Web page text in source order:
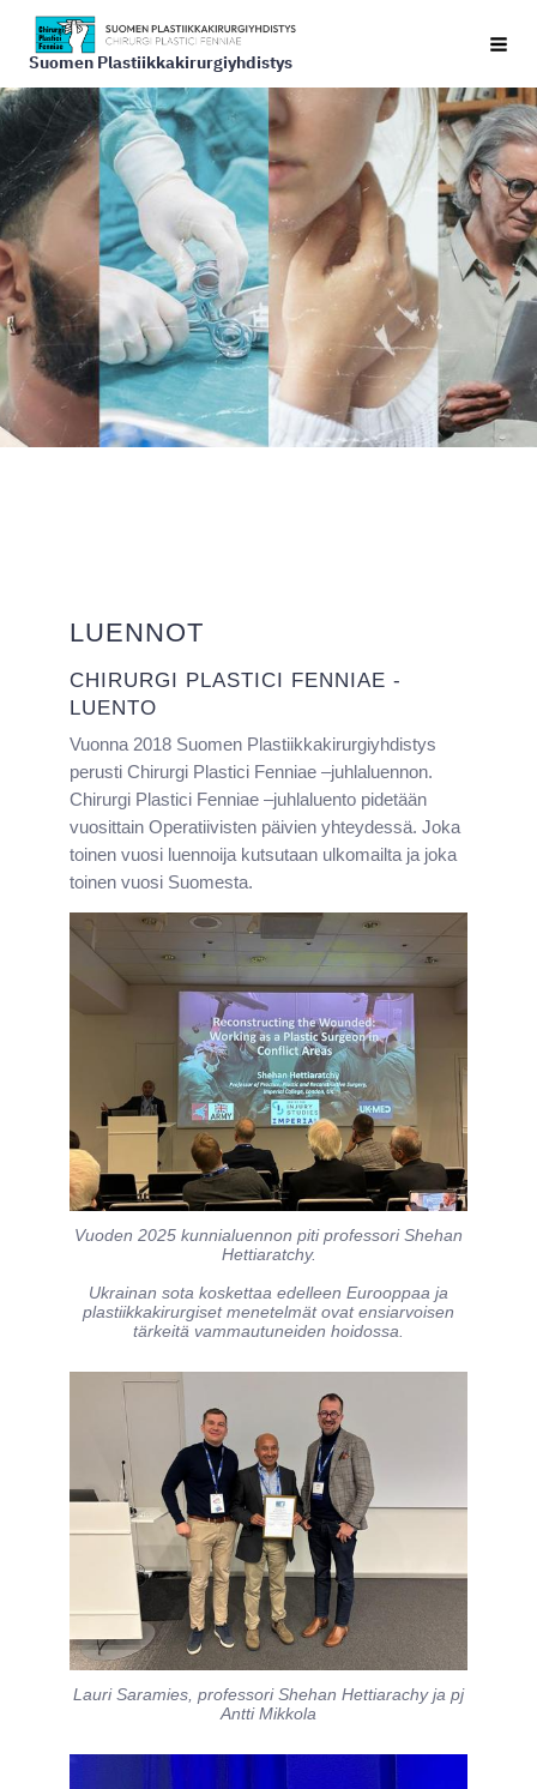
Siirry
sivun
Suomen Plastiikkakirurgiyhdistys
LUENNOT
CHIRURGI PLASTICI FENNIAE -
LUENTO
Vuonna 2018 Suomen Plastiikkakirurgiyhdistys
perusti Chirurgi Plastici Fenniae –juhlaluennon.
Chirurgi Plastici Fenniae –juhlaluento pidetään
vuosittain Operatiivisten päivien yhteydessä. Joka
toinen vuosi luennoija kutsutaan ulkomailta ja joka
toinen vuosi Suomesta.
Vuoden 2025 kunnialuennon piti professori Shehan
Hettiaratchy.
Ukrainan sota koskettaa edelleen Eurooppaa ja
plastiikkakirurgiset menetelmät ovat ensiarvoisen
tärkeitä vammautuneiden hoidossa.
Lauri Saramies, professori Shehan Hettiarachy ja pj
Antti Mikkola